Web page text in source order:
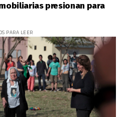
presionan para
PARA LEER